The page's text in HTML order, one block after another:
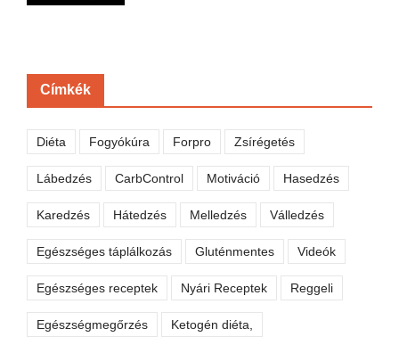
Címkék
Diéta Fogyókúra Forpro Zsírégetés
Lábedzés CarbControl Motiváció Hasedzés
Karedzés Hátedzés Melledzés Válledzés
Egészséges táplálkozás Gluténmentes Videók
Egészséges receptek Nyári Receptek Reggeli
Egészségmegőrzés Ketogén diéta,